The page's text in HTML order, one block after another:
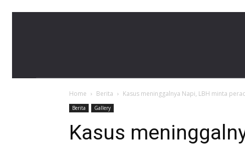
Home Berita Kasus meninggalnya Napi, LBH minta
Berita Gallery
Kasus